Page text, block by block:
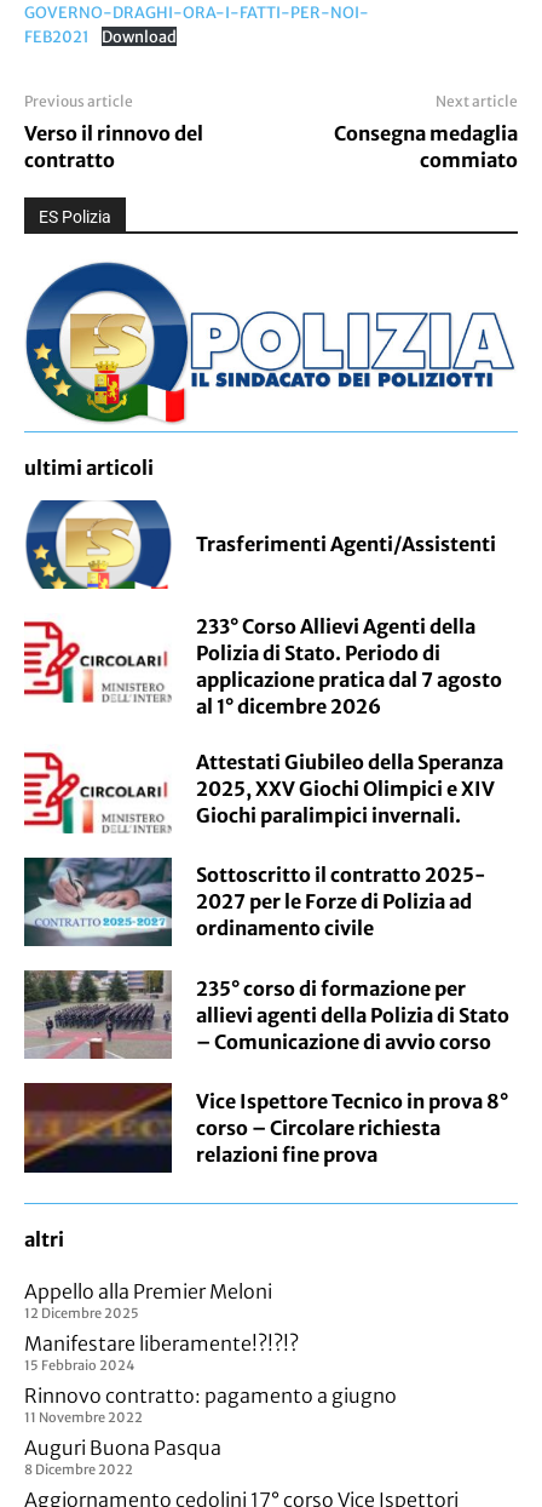
GOVERNO-DRAGHI-ORA-I-FATTI-PER-NOI-
FEB2021
Download
Previous article
Verso il rinnovo del
contratto
Next article
Consegna medaglia
commiato
ES Polizia
ultimi articoli
Trasferimenti Agenti/Assistenti
233° Corso Allievi Agenti della
Polizia di Stato. Periodo di
applicazione pratica dal 7 agosto
al 1° dicembre 2026
Attestati Giubileo della Speranza
2025, XXV Giochi Olimpici e XIV
Giochi paralimpici invernali.
Sottoscritto il contratto 2025-
2027 per le Forze di Polizia ad
ordinamento civile
235° corso di formazione per
allievi agenti della Polizia di Stato
– Comunicazione di avvio corso
Vice Ispettore Tecnico in prova 8°
corso – Circolare richiesta
relazioni fine prova
altri
Appello alla Premier Meloni
12 Dicembre 2025
Manifestare liberamente!?!?!?
15 Febbraio 2024
Rinnovo contratto: pagamento a giugno
11 Novembre 2022
Auguri Buona Pasqua
8 Dicembre 2022
Aggiornamento cedolini 17° corso Vice Ispettori